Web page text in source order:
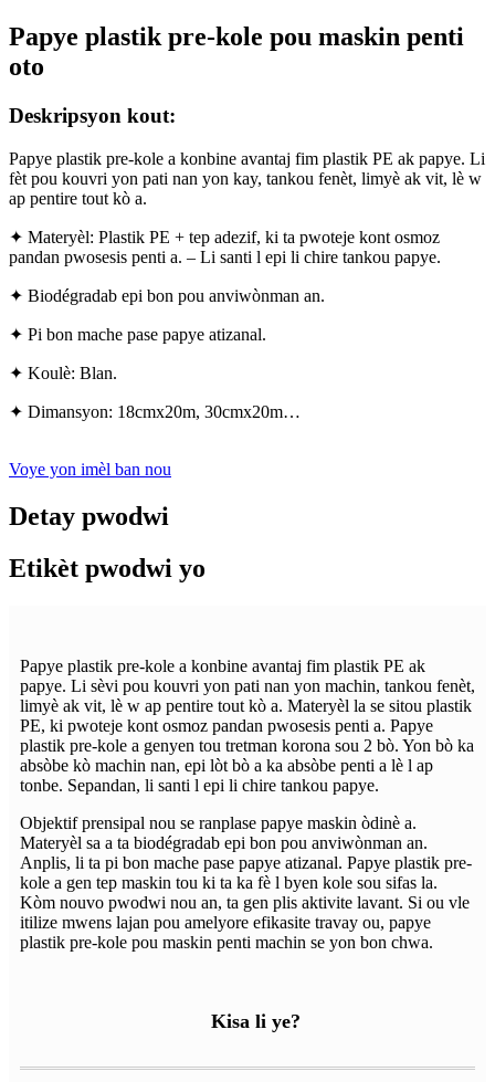
Papye plastik pre-kole pou maskin penti
oto
Deskripsyon kout:
Papye plastik pre-kole a konbine avantaj fim plastik PE ak papye. Li
fèt pou kouvri yon pati nan yon kay, tankou fenèt, limyè ak vit, lè w
ap pentire tout kò a.
✦ Materyèl: Plastik PE + tep adezif, ki ta pwoteje kont osmoz
pandan pwosesis penti a. – Li santi l epi li chire tankou papye.
✦ Biodégradab epi bon pou anviwònman an.
✦ Pi bon mache pase papye atizanal.
✦ Koulè: Blan.
✦ Dimansyon: 18cmx20m, 30cmx20m…
Voye yon imèl ban nou
Detay pwodwi
Etikèt pwodwi yo
Papye plastik pre-kole a konbine avantaj fim plastik PE ak
papye. Li sèvi pou kouvri yon pati nan yon machin, tankou fenèt,
limyè ak vit, lè w ap pentire tout kò a. Materyèl la se sitou plastik
PE, ki pwoteje kont osmoz pandan pwosesis penti a. Papye
plastik pre-kole a genyen tou tretman korona sou 2 bò. Yon bò ka
absòbe kò machin nan, epi lòt bò a ka absòbe penti a lè l ap
tonbe. Sepandan, li santi l epi li chire tankou papye.
Objektif prensipal nou se ranplase papye maskin òdinè a.
Materyèl sa a ta biodégradab epi bon pou anviwònman an.
Anplis, li ta pi bon mache pase papye atizanal. Papye plastik pre-
kole a gen tep maskin tou ki ta ka fè l byen kole sou sifas la.
Kòm nouvo pwodwi nou an, ta gen plis aktivite lavant. Si ou vle
itilize mwens lajan pou amelyore efikasite travay ou, papye
plastik pre-kole pou maskin penti machin se yon bon chwa.
Kisa li ye?